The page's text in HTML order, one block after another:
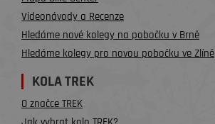
Videonávody a Recenze
Hledáme nové kolegy na pobočku v Brně
Hledáme kolegy pro novou pobočku ve Zlíně
KOLA TREK
O značce TREK